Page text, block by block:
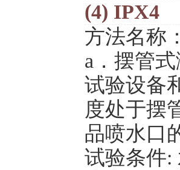
(4) IPX4
方法名称
a．摆管
试验设备
度处于摆
品喷水口
试验条件: